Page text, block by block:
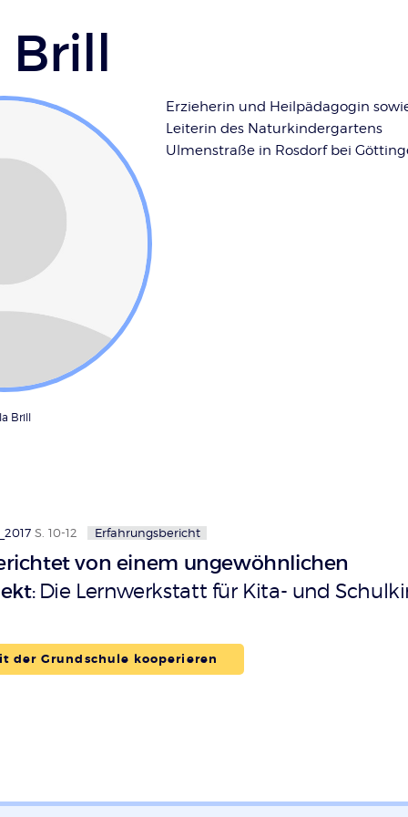
Brill
Brill
Erzieherin und Heilpädagogin
Leiterin des Naturkindergartens
Ulmenstraße in Rosdorf bei
S. 10-12 Erfahrungsbericht
von einem ungewöhnlichen
: Die Lernwerkstatt für Kita- und
der Grundschule kooperieren